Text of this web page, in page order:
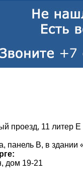
проезд, 11 литер Е
панель В, в
дом 19-21